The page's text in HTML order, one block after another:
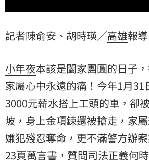
記者陳俞安、胡時瑛／高雄報導
小年夜本該是闔家團圓的日子
家屬心中永遠的痛！今年1月31
3000元薪水搭上工頭的車，卻
坡，身上金項鍊還被搶走，家
嫌犯殘忍奪命，更不滿警方辦
23頁萬言書，質問司法正義何